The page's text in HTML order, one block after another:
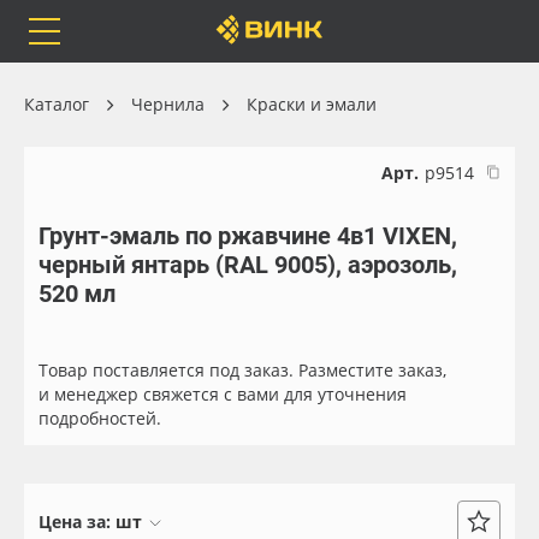
Каталог
Orafol
Бренды
Доставка
Весь каталог
Рулонные материалы
Самоклеящиеся плёнки
Листовые материалы
Каталог Чернила Краски и эмали
Арт. р9514
Грунт-эмаль по ржавчине 4в1 VIXEN,
черный янтарь (RAL 9005), аэрозоль,
520 мл
Товар поставляется под заказ. Разместите заказ,
и менеджер свяжется с вами для уточнения
подробностей.
Цена за: шт